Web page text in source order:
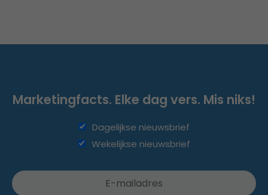
Marketingfacts. Elke dag vers. Mis niks!
Dagelijkse nieuwsbrief
Wekelijkse nieuwsbrief